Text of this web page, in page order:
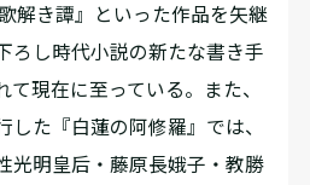
解き譚』といった作品を矢継
ろし時代小説の新たな書き手
て現在に至っている。また、
した『白蓮の阿修羅』では、
光明皇后・藤原長娥子・教勝――